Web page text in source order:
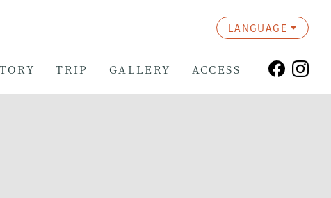
TRIP GALLERY ACCESS
LANGUAGE